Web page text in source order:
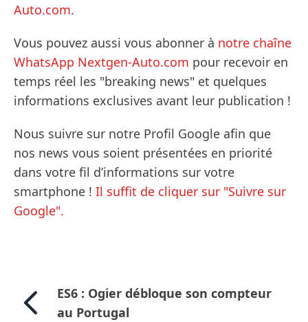
Auto.com.
Vous pouvez aussi vous abonner à notre chaîne
WhatsApp Nextgen-Auto.com pour recevoir en
temps réel les "breaking news" et quelques
informations exclusives avant leur publication !
Nous suivre sur notre Profil Google afin que
nos news vous soient présentées en priorité
dans votre fil d’informations sur votre
smartphone ! Il suffit de cliquer sur "Suivre sur
Google".
ES6 : Ogier débloque son compteur
au Portugal